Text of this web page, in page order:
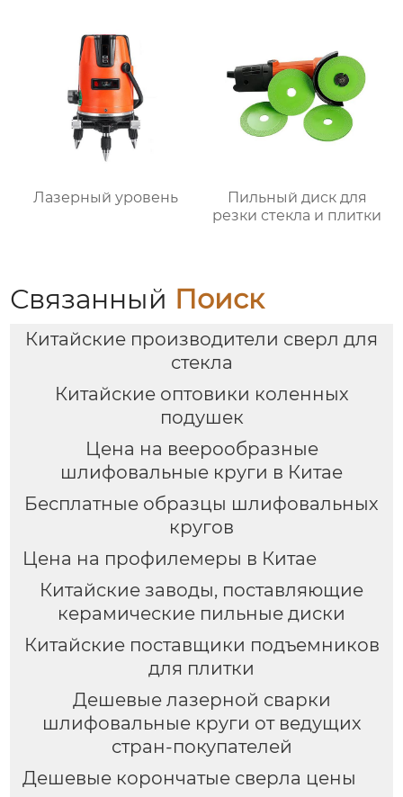
Лазерный уровень
Пильный диск для
резки стекла и плитки
Связанный Поиск
Китайские производители сверл для
стекла
Китайские оптовики коленных
подушек
Цена на веерообразные
шлифовальные круги в Китае
Бесплатные образцы шлифовальных
кругов
Цена на профилемеры в Китае
Китайские заводы, поставляющие
керамические пильные диски
Китайские поставщики подъемников
для плитки
Дешевые лазерной сварки
шлифовальные круги от ведущих
стран-покупателей
Дешевые корончатые сверла цены